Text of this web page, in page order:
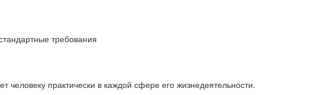
требования
человеку практически в каждой сфере его жизнедеятельности.